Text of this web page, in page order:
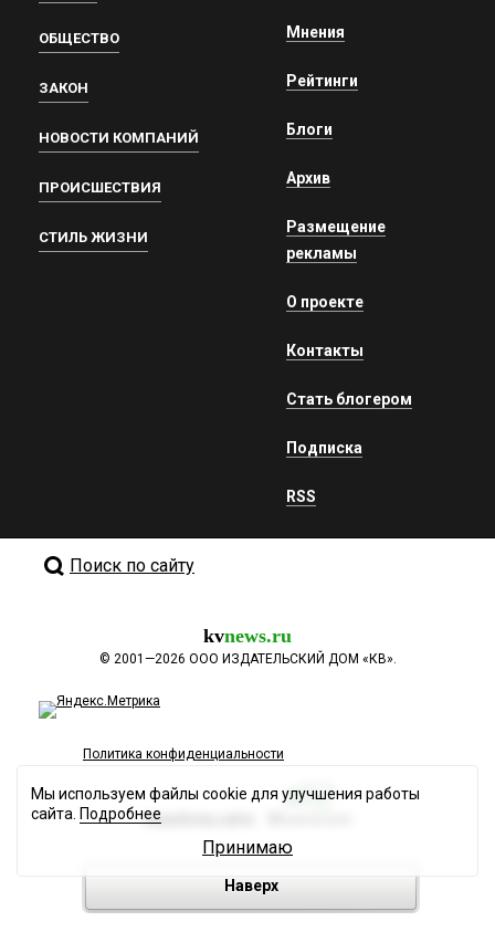
ОБЩЕСТВО
ЗАКОН
НОВОСТИ КОМПАНИЙ
ПРОИСШЕСТВИЯ
СТИЛЬ ЖИЗНИ
Мнения
Рейтинги
Блоги
Архив
Размещение
рекламы
О проекте
Контакты
Стать блогером
Подписка
RSS
Поиск по сайту
kvnews.ru
© 2001—2026 ООО ИЗДАТЕЛЬСКИЙ ДОМ «КВ».
Политика конфиденциальности
Разработка сайта
Наверх
Мы используем файлы cookie для улучшения работы
сайта. Подробнее
Принимаю